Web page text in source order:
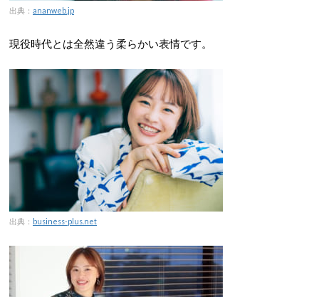
出典： ananweb.jp
現役時代とは全然違う柔らかい表情です。
出典： business-plus.net